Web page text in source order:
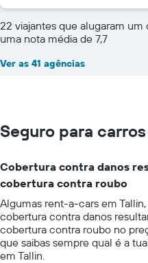
22 viajantes que alugaram
uma nota média de 7,7
Ver as 41 agências
Seguro para
Cobertura contra danos
cobertura contra roubo
Algumas rent-a-cars em
cobertura contra danos
cobertura contra roubo no
que saibas sempre qual é a
em Tallin.